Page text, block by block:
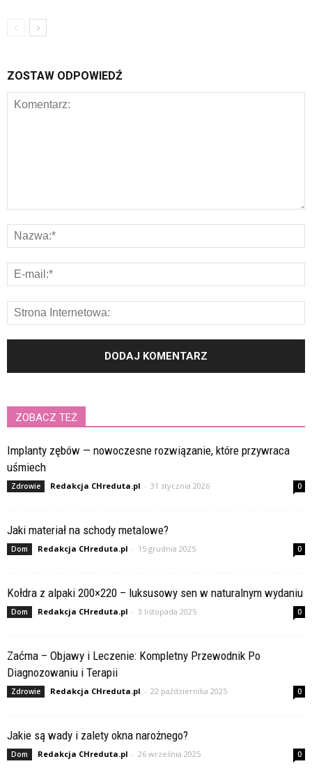
ZOSTAW ODPOWIEDŹ
ZOBACZ TEŻ
Implanty zębów — nowoczesne rozwiązanie, które przywraca
uśmiech
Zdrowie Redakcja CHreduta.pl - 31 stycznia 2026 0
Jaki materiał na schody metalowe?
Dom Redakcja CHreduta.pl - 15 grudnia 2025 0
Kołdra z alpaki 200×220 – luksusowy sen w naturalnym wydaniu
Dom Redakcja CHreduta.pl - 3 listopada 2025 0
Zaćma – Objawy i Leczenie: Kompletny Przewodnik Po
Diagnozowaniu i Terapii
Zdrowie Redakcja CHreduta.pl - 22 października 2025 0
Jakie są wady i zalety okna narożnego?
Dom Redakcja CHreduta.pl - 26 września 2025 0